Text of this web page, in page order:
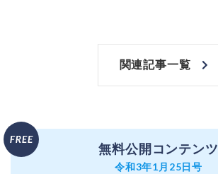
関連記事一覧
無料公開コンテンツ
令和3年1月25日号